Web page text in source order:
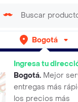
Bogotá
Ingresa tu
Bogotá. Mejor
entregas más
los precios más
gratis por semanas